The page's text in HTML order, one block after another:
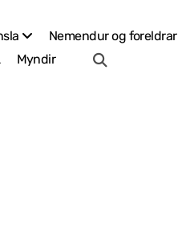
Nemendur og foreldrar
Myndir